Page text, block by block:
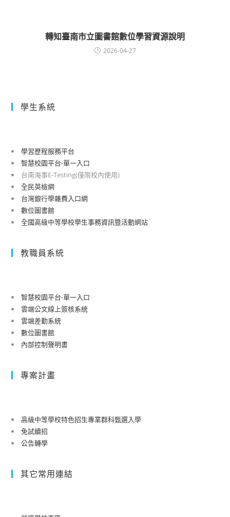
轉知臺南市立圖書館數位學習資源說明
2026-04-27
學生系統
學習歷程服務平台
智慧校園平台-單一入口
台南海事E-Testing(僅限校內使用)
全民英檢網
台灣銀行學雜費入口網
數位圖書館
全國高級中等學校學生事務資訊暨活動網站
教職員系統
智慧校園平台-單一入口
雲端公文線上簽核系統
雲端差勤系統
數位圖書館
內部控制聲明書
專案計畫
高級中等學校特色招生專業群科甄選入學
免試續招
公告轉學
其它常用連結